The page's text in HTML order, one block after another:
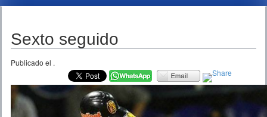
TEMPORADAS
Sexto seguido
Publicado el .